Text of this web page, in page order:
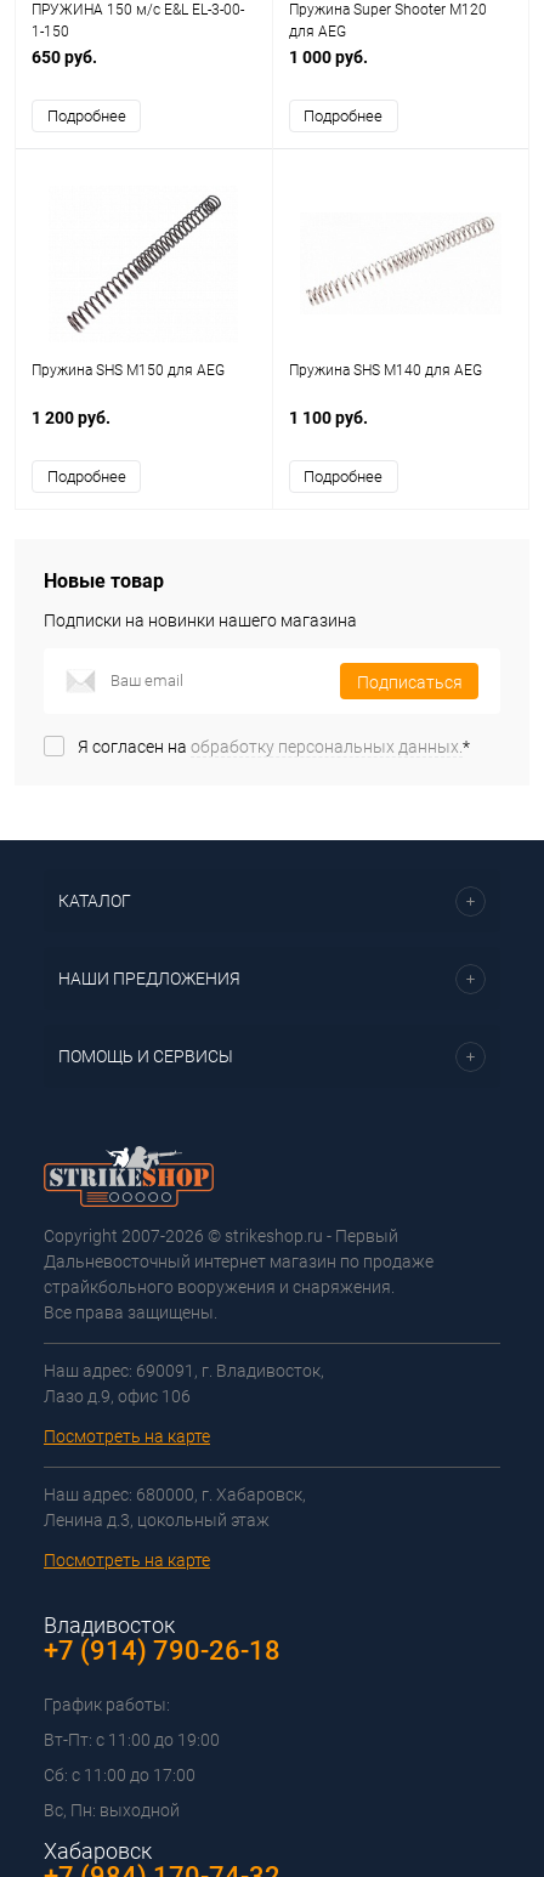
ПРУЖИНА 150 м/с E&L EL-3-00-
1-150
650 руб.
Подробнее
Пружина Super Shooter M120
для AEG
1 000 руб.
Подробнее
Пружина SHS M150 для AEG
1 200 руб.
Подробнее
Пружина SHS M140 для AEG
1 100 руб.
Подробнее
Новые товар
Подписки на новинки нашего магазина
Подписаться
Я согласен на обработку персональных данных.*
КАТАЛОГ
НАШИ ПРЕДЛОЖЕНИЯ
ПОМОЩЬ И СЕРВИСЫ
Copyright 2007-2026 © strikeshop.ru - Первый
Дальневосточный интернет магазин по продаже
страйкбольного вооружения и снаряжения.
Все права защищены.
Наш адрес: 690091, г. Владивосток,
Лазо д.9, офис 106
Посмотреть на карте
Наш адрес: 680000, г. Хабаровск,
Ленина д.3, цокольный этаж
Посмотреть на карте
Владивосток
+7 (914) 790-26-18
График работы:
Вт-Пт: с 11:00 до 19:00
Сб: с 11:00 до 17:00
Вс, Пн: выходной
Хабаровск